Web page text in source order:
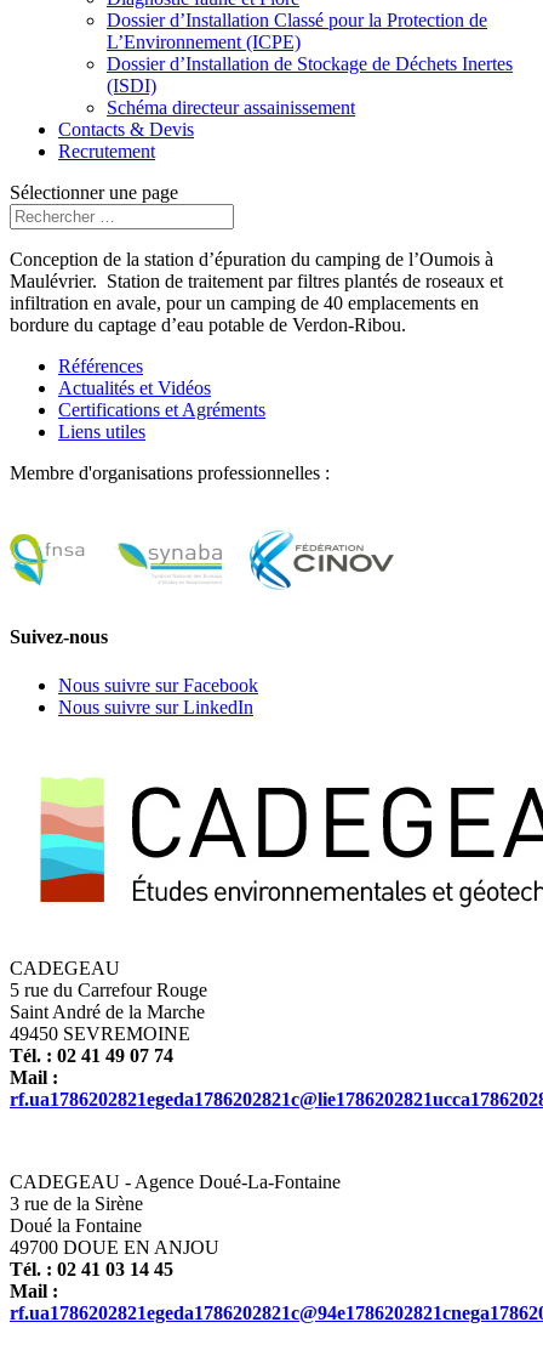
Dossier d’Installation Classé pour la Protection de
L’Environnement (ICPE)
Dossier d’Installation de Stockage de Déchets Inertes
(ISDI)
Schéma directeur assainissement
Contacts & Devis
Recrutement
Sélectionner une page
Conception de la station d’épuration du camping de l’Oumois à
Maulévrier. Station de traitement par filtres plantés de roseaux et
infiltration en avale, pour un camping de 40 emplacements en
bordure du captage d’eau potable de Verdon-Ribou.
Références
Actualités et Vidéos
Certifications et Agréments
Liens utiles
Membre d'organisations professionnelles :
Suivez-nous
Nous suivre sur Facebook
Nous suivre sur LinkedIn
CADEGEAU
5 rue du Carrefour Rouge
Saint André de la Marche
49450 SEVREMOINE
Tél. : 02 41 49 07 74
Mail :
rf.ua1786202821egeda1786202821c@lie1786202821ucca
CADEGEAU - Agence Doué-La-Fontaine
3 rue de la Sirène
Doué la Fontaine
49700 DOUE EN ANJOU
Tél. : 02 41 03 14 45
Mail :
rf.ua1786202821egeda1786202821c@94e1786202821cnega